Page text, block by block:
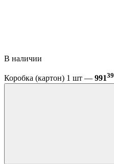
В наличии
Коробка (картон) 1 шт — 99139